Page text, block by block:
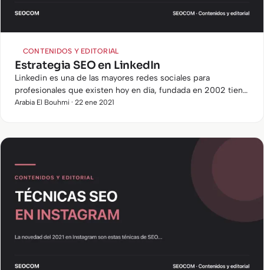
CONTENIDOS Y EDITORIAL
Estrategia SEO en LinkedIn
Linkedin es una de las mayores redes sociales para
profesionales que existen hoy en día, fundada en 2002 tiene
más de 575 millones de usuarios de los cuales activos hay
Arabia El Bouhmi · 22 ene 2021